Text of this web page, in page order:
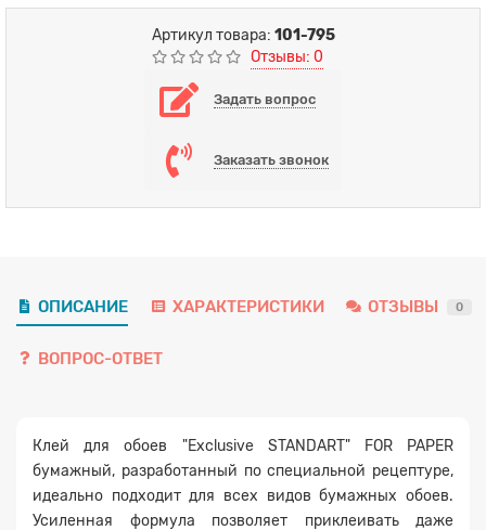
Артикул товара: 101-795
Отзывы: 0
Задать вопрос
Заказать звонок
ОПИСАНИЕ ХАРАКТЕРИСТИКИ ОТЗЫВЫ 0
ВОПРОС-ОТВЕТ
Клей для обоев "Exclusive STANDART" FOR PAPER
бумажный, разработанный по специальной рецептуре,
идеально подходит для всех видов бумажных обоев.
Усиленная формула позволяет приклеивать даже